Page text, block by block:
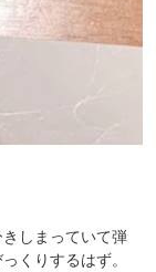
しまっていて弾
くりするはず。